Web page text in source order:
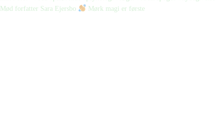
Mød forfatter Sara Ejersbo Mørk magi er første